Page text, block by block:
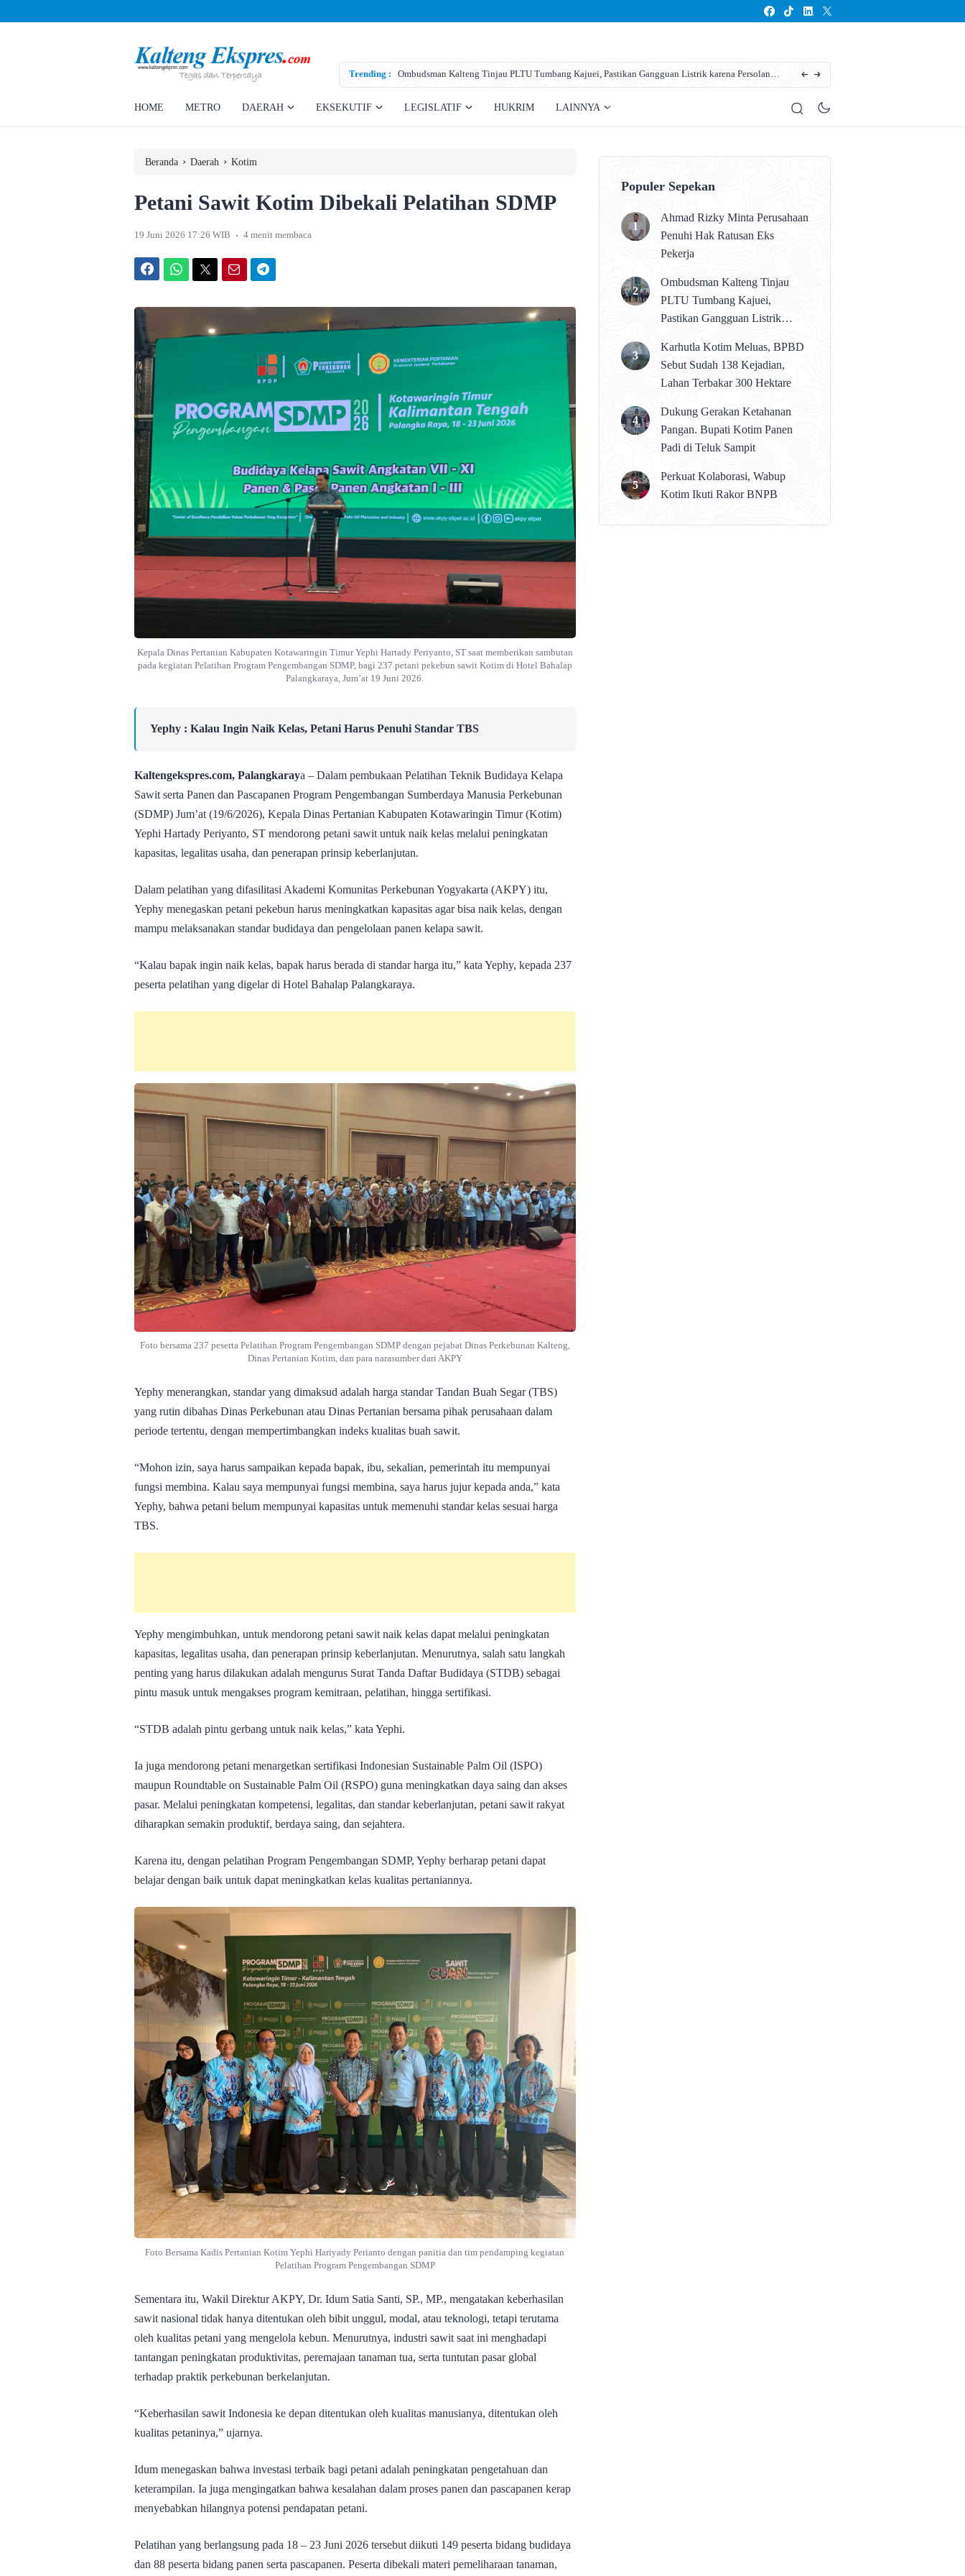
Trending :
Ahmad Rizky Minta Perusahaan Penuhi Hak Ratusan Eks Pekerja
Ombudsman Kalteng Tinjau PLTU Tumbang Kajuei, Pastikan Gangguan Listrik karena Persolan
Teknis
Karhutla Kotim Meluas, BPBD Sebut Sudah
HOME METRO DAERAH EKSEKUTIF LEGISLATIF HUKRIM LAINNYA
Beranda › Daerah › Kotim
Petani Sawit Kotim Dibekali Pelatihan SDMP
19 Juni 2026 17:26 WIB . 4 menit membaca
Kepala Dinas Pertanian Kabupaten Kotawaringin Timur Yephi Hartady Periyanto, ST saat memberikan sambutan
pada kegiatan Pelatihan Program Pengembangan SDMP, bagi 237 petani pekebun sawit Kotim di Hotel Bahalap
Palangkaraya, Jum’at 19 Juni 2026.
Yephy : Kalau Ingin Naik Kelas, Petani Harus Penuhi Standar TBS
Kaltengekspres.com, Palangkaraya – Dalam pembukaan Pelatihan Teknik Budidaya Kelapa
Sawit serta Panen dan Pascapanen Program Pengembangan Sumberdaya Manusia Perkebunan
(SDMP) Jum’at (19/6/2026), Kepala Dinas Pertanian Kabupaten Kotawaringin Timur (Kotim)
Yephi Hartady Periyanto, ST mendorong petani sawit untuk naik kelas melalui peningkatan
kapasitas, legalitas usaha, dan penerapan prinsip keberlanjutan.
Dalam pelatihan yang difasilitasi Akademi Komunitas Perkebunan Yogyakarta (AKPY) itu,
Yephy menegaskan petani pekebun harus meningkatkan kapasitas agar bisa naik kelas, dengan
mampu melaksanakan standar budidaya dan pengelolaan panen kelapa sawit.
“Kalau bapak ingin naik kelas, bapak harus berada di standar harga itu,” kata Yephy, kepada 237
peserta pelatihan yang digelar di Hotel Bahalap Palangkaraya.
Foto bersama 237 peserta Pelatihan Program Pengembangan SDMP dengan pejabat Dinas Perkebunan Kalteng,
Dinas Pertanian Kotim, dan para narasumber dari AKPY
Yephy menerangkan, standar yang dimaksud adalah harga standar Tandan Buah Segar (TBS)
yang rutin dibahas Dinas Perkebunan atau Dinas Pertanian bersama pihak perusahaan dalam
periode tertentu, dengan mempertimbangkan indeks kualitas buah sawit.
“Mohon izin, saya harus sampaikan kepada bapak, ibu, sekalian, pemerintah itu mempunyai
fungsi membina. Kalau saya mempunyai fungsi membina, saya harus jujur kepada anda,” kata
Yephy, bahwa petani belum mempunyai kapasitas untuk memenuhi standar kelas sesuai harga
TBS.
Yephy mengimbuhkan, untuk mendorong petani sawit naik kelas dapat melalui peningkatan
kapasitas, legalitas usaha, dan penerapan prinsip keberlanjutan. Menurutnya, salah satu langkah
penting yang harus dilakukan adalah mengurus Surat Tanda Daftar Budidaya (STDB) sebagai
pintu masuk untuk mengakses program kemitraan, pelatihan, hingga sertifikasi.
“STDB adalah pintu gerbang untuk naik kelas,” kata Yephi.
Ia juga mendorong petani menargetkan sertifikasi Indonesian Sustainable Palm Oil (ISPO)
maupun Roundtable on Sustainable Palm Oil (RSPO) guna meningkatkan daya saing dan akses
pasar. Melalui peningkatan kompetensi, legalitas, dan standar keberlanjutan, petani sawit rakyat
diharapkan semakin produktif, berdaya saing, dan sejahtera.
Karena itu, dengan pelatihan Program Pengembangan SDMP, Yephy berharap petani dapat
belajar dengan baik untuk dapat meningkatkan kelas kualitas pertaniannya.
Foto Bersama Kadis Pertanian Kotim Yephi Hariyady Perianto dengan panitia dan tim pendamping kegiatan
Pelatihan Program Pengembangan SDMP
Sementara itu, Wakil Direktur AKPY, Dr. Idum Satia Santi, SP., MP., mengatakan keberhasilan
sawit nasional tidak hanya ditentukan oleh bibit unggul, modal, atau teknologi, tetapi terutama
oleh kualitas petani yang mengelola kebun. Menurutnya, industri sawit saat ini menghadapi
tantangan peningkatan produktivitas, peremajaan tanaman tua, serta tuntutan pasar global
terhadap praktik perkebunan berkelanjutan.
“Keberhasilan sawit Indonesia ke depan ditentukan oleh kualitas manusianya, ditentukan oleh
kualitas petaninya,” ujarnya.
Idum menegaskan bahwa investasi terbaik bagi petani adalah peningkatan pengetahuan dan
keterampilan. Ia juga mengingatkan bahwa kesalahan dalam proses panen dan pascapanen kerap
menyebabkan hilangnya potensi pendapatan petani.
Pelatihan yang berlangsung pada 18 – 23 Juni 2026 tersebut diikuti 149 peserta bidang budidaya
dan 88 peserta bidang panen serta pascapanen. Peserta dibekali materi pemeliharaan tanaman,
Populer Sepekan
Ahmad Rizky Minta Perusahaan
Penuhi Hak Ratusan Eks
Pekerja
Ombudsman Kalteng Tinjau
PLTU Tumbang Kajuei,
Pastikan Gangguan Listrik
Karhutla Kotim Meluas, BPBD
Sebut Sudah 138 Kejadian,
Lahan Terbakar 300 Hektare
Dukung Gerakan Ketahanan
Pangan. Bupati Kotim Panen
Padi di Teluk Sampit
Perkuat Kolaborasi, Wabup
Kotim Ikuti Rakor BNPB